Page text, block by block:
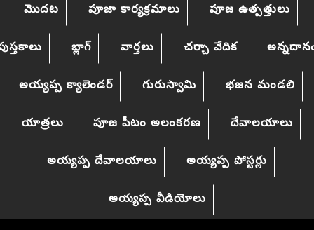
Y లక్ష్మీ నారాయణ కదిరి అయ్యప్పస్వామి టెంపుల్ కదిరి
మొదట పూజా కార్యక్రమాలు పూజ ఉత్పత్తులు
బ్లాగ్ వార్తలు చర్చా వేదిక
అయ్యప్ప క్యాలెండర్ గురుస్వామి భజన మండలి
యాత్రలు పూజ పీటం అలంకరణ దేవాలయాలు
అయ్యప్ప దేవాలయాలు అయ్యప్ప పోస్టర్లు
అయ్యప్ప వీడియోలు